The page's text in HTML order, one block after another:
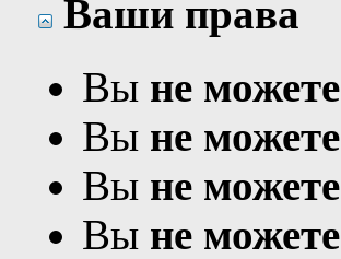
Ваши права
Вы не можете
Вы не можете
Вы не можете
Вы не можете